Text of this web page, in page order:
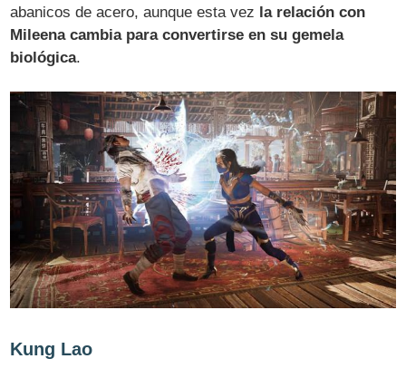
abanicos de acero, aunque esta vez la relación con
Mileena cambia para convertirse en su gemela
biológica.
Kung Lao